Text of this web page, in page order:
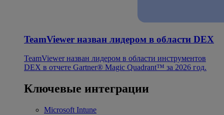
TeamViewer назван лидером в области DEX
TeamViewer назван лидером в области инструментов
DEX в отчете Gartner® Magic Quadrant™ за 2026 год.
Ключевые интеграции
Microsoft Intune